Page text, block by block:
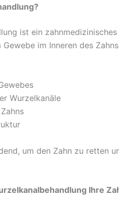
ist ein
im Inneren des
Wurzelkanäle
um den Zahn zu retten
Ihre